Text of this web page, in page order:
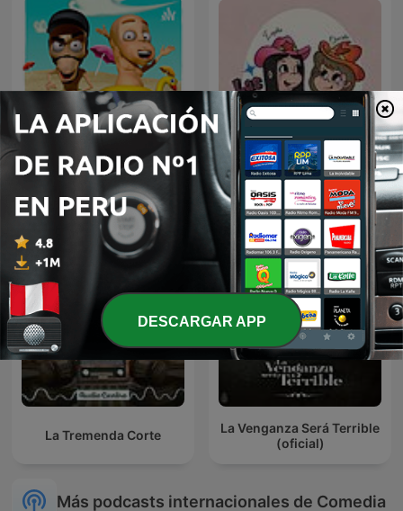
Fonos Locos Las Alucines
La Tremenda Corte
La Venganza Será Terrible
(oficial)
Más podcasts internacionales de Comedia
DESCARGAR APP